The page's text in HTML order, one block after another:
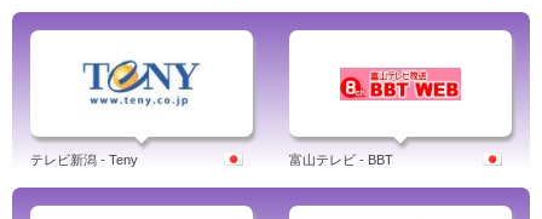
テレビ新潟 - Teny 富山テレビ - BBT